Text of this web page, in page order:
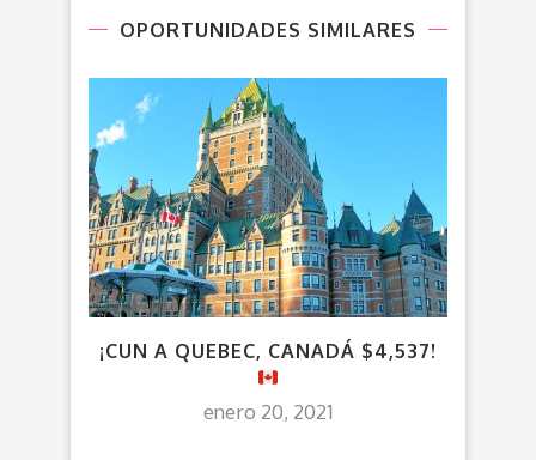
OPORTUNIDADES SIMILARES
¡CUN A QUEBEC, CANADÁ $4,537!
enero 20, 2021